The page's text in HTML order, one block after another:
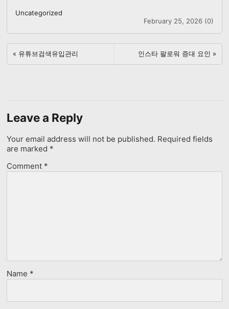
Uncategorized
February 25, 2026 (0)
« 유튜브검색유입관리 인스타 팔로워 증대 요인 »
Leave a Reply
Your email address will not be published. Required fields
are marked *
Comment *
Name *